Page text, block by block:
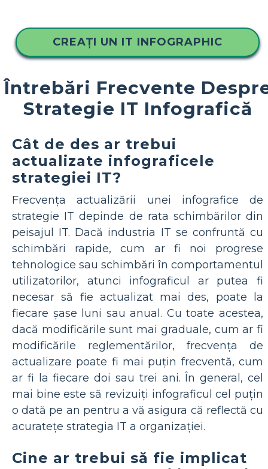
CREAȚI UN IT INFOGRAPHIC
Întrebări Frecvente
Strategie IT Infografică
Cât de des ar trebui
actualizate infograficele
strategiei IT?
Frecvența actualizării unei infografice de
strategie IT depinde de rata schimbărilor din
peisajul IT. Dacă industria IT se confruntă cu
schimbări rapide, cum ar fi noi progrese
tehnologice sau schimbări în comportamentul
utilizatorilor, atunci infograficul ar putea fi
necesar să fie actualizat mai des, poate la
fiecare șase luni sau anual. Cu toate acestea,
dacă modificările sunt mai graduale, cum ar fi
modificările reglementărilor, frecvența de
actualizare poate fi mai puțin frecventă, cum
ar fi la fiecare doi sau trei ani. În general, cel
mai bine este să revizuiți infograficul cel puțin
o dată pe an pentru a vă asigura că reflectă cu
acuratețe strategia IT a organizației.
Cine ar trebui să fie implicat